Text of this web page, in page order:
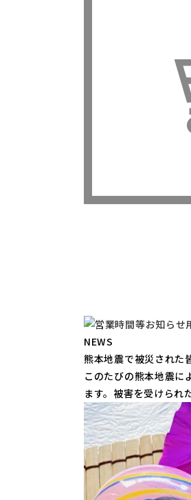
NEWS
熊本地震で被災され
このたびの熊本地震に
ます。被害を受けられ